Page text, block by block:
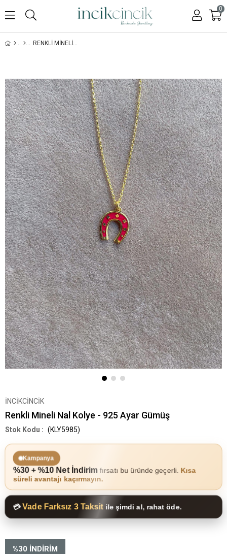
0
RENKLI MINELI NAL KOLYE - 925 AYAR GÜMÜŞ
İNCİKCİNCİK
Renkli Mineli Nal Kolye - 925 Ayar Gümüş
(KLY5985)
Kampanya
%30 + %10 Net İndirimfırsatı bu üründe geçerli. Kısa
süreli avantajı kaçırmayın.
💳Vade Farksız 3 Taksitile şimdi al, rahat öde.
%30 İNDIRIM